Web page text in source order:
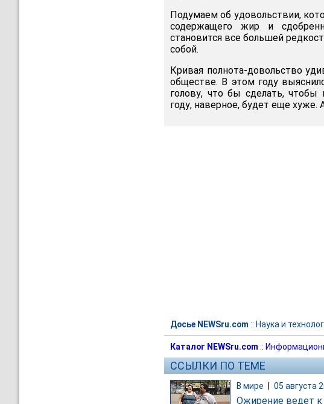
Подумаем об удовольствии,
содержащего жир и
становится все большей
собой.
Кривая полнота-довольство
обществе. В этом году
голову, что бы сделать,
году, наверное, будет еще хуже.
Досье NEWSru.com :: Наука и
Каталог NEWSru.com ::
ССЫЛКИ ПО ТЕМЕ
В мире 05 августа
Ожирение ведет